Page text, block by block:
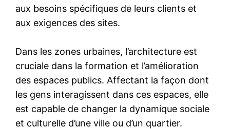
aux besoins spécifiques de leurs clients et
aux exigences des sites.
Dans les zones urbaines, l’architecture est
cruciale dans la formation et l’amélioration
des espaces publics. Affectant la façon dont
les gens interagissent dans ces espaces, elle
est capable de changer la dynamique sociale
et culturelle d’une ville ou d’un quartier.